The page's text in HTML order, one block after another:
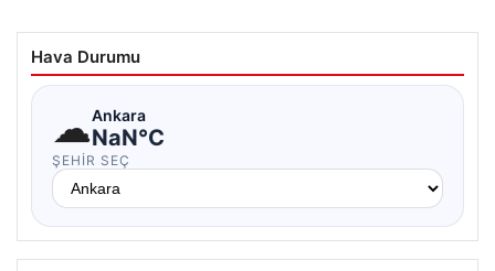
Hava Durumu
☁Ankara
NaN°C
ŞEHIR SEÇ